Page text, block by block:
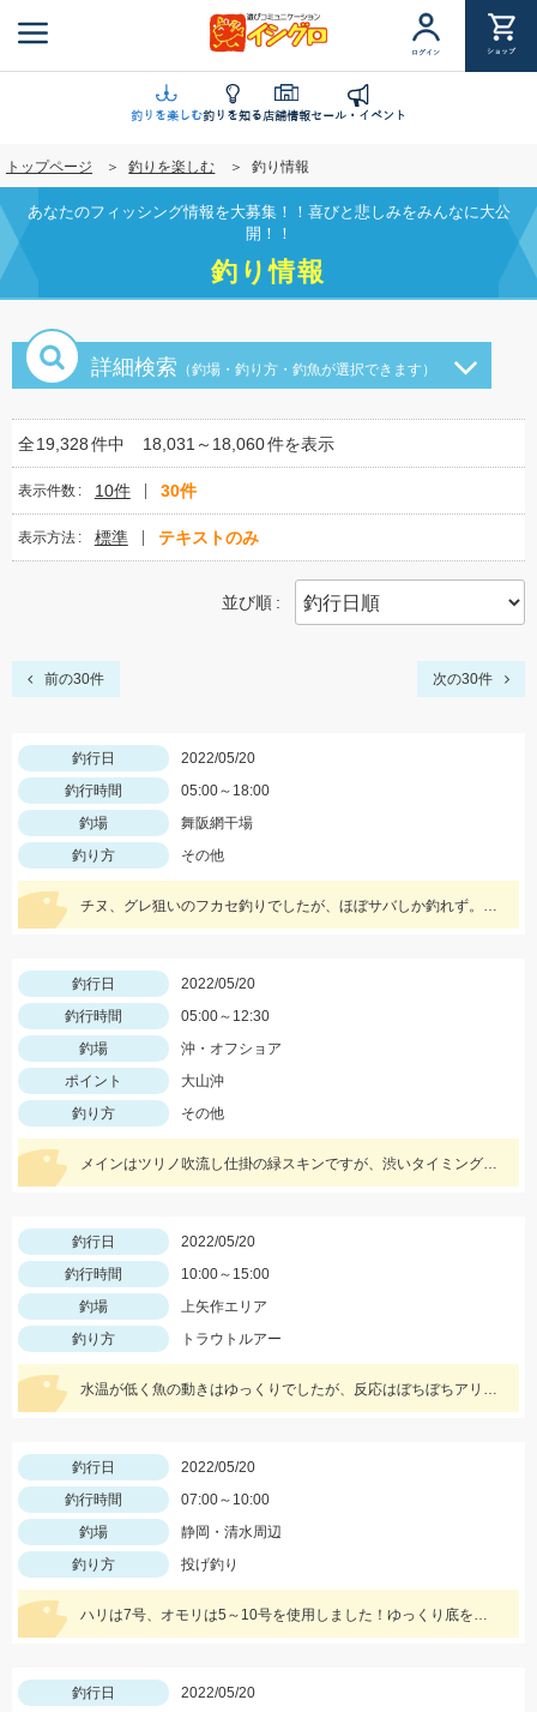
ン
に
移
動
ログイン ショップ
釣りを楽しむ釣りを知る店舗情報セール・イベント
トップページ 釣りを楽しむ 釣り情報
あなたのフィッシング情報を大募集！！喜びと悲しみをみんなに大公
開！！
釣り情報
詳細検索 （釣場・釣り方・釣魚が選択できます）
全19,328件中 18,031～18,060件を表示
表示件数 10件 30件
表示方法 標準 テキストのみ
並び順
前の30件 次の30件
釣行日
2022/05/20
釣行時間
05:00～18:00
釣場
舞阪網干場
釣り方
その他
チヌ、グレ狙いのフカセ釣りでしたが、ほぼサバしか釣れず。途中潮が緩むまでルアーに変更したらヒラメ（ソゲ）HIT。
釣行日
2022/05/20
釣行時間
05:00～12:30
釣場
沖・オフショア
ポイント
大山沖
釣り方
その他
メインはツリノ吹流し仕掛の緑スキンですが、渋いタイミングはケイムラやカラー針も良く釣れました!!
釣行日
2022/05/20
釣行時間
10:00～15:00
釣場
上矢作エリア
釣り方
トラウトルアー
水温が低く魚の動きはゆっくりでしたが、反応はぼちぼちアリ！Ｄコンタクト50、Ｄコンセプト48ＭＤにネイティブイワナが好反応♪
釣行日
2022/05/20
釣行時間
07:00～10:00
釣場
静岡・清水周辺
釣り方
投げ釣り
ハリは7号、オモリは5～10号を使用しました！ゆっくり底をズルズル引くとアタリが多かったですよ！
釣行日
2022/05/20